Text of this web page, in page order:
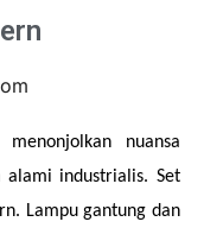
nuansa
alami industrialis. Set
Lampu gantung dan